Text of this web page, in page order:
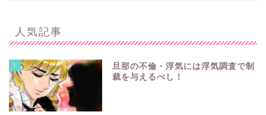
人気記事
1
旦那の不倫・浮気には浮気調査で制
裁を与えるべし！